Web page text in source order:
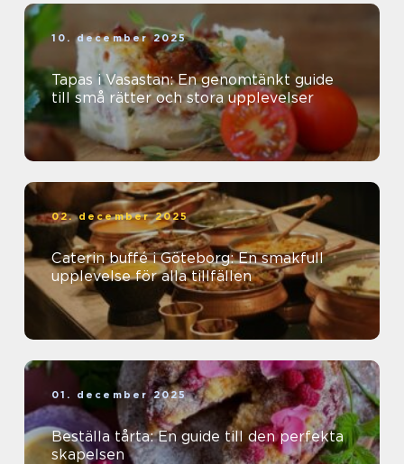
10. december 2025
Tapas i Vasastan: En genomtänkt guide
till små rätter och stora upplevelser
02. december 2025
Caterin buffé i Göteborg: En smakfull
upplevelse för alla tillfällen
01. december 2025
Beställa tårta: En guide till den perfekta
skapelsen